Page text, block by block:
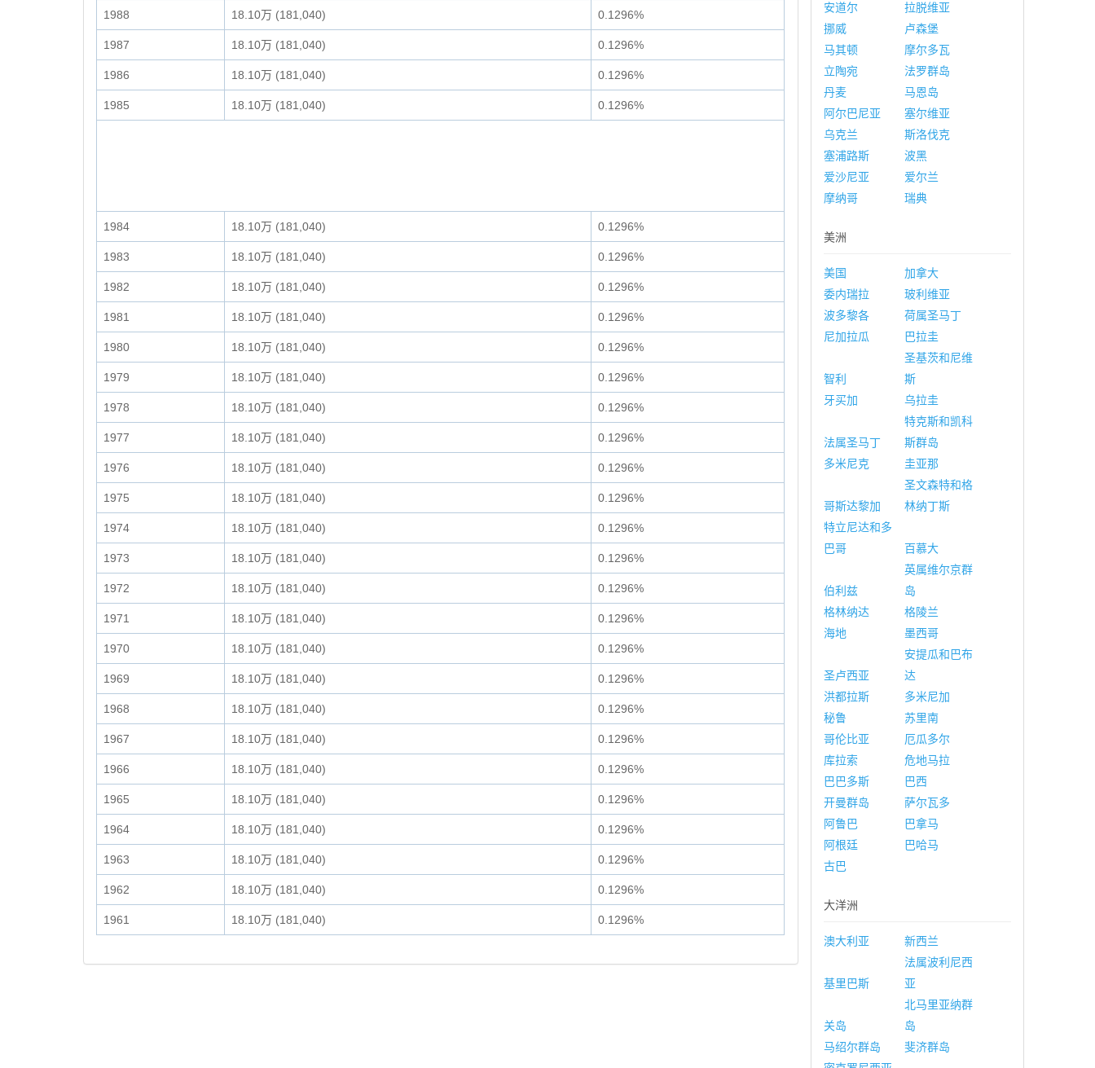
1988 18.10万 (181,040) 0.1296%
1987 18.10万 (181,040) 0.1296%
1986 18.10万 (181,040) 0.1296%
1985 18.10万 (181,040) 0.1296%
1984 18.10万 (181,040) 0.1296%
1983 18.10万 (181,040) 0.1296%
1982 18.10万 (181,040) 0.1296%
1981 18.10万 (181,040) 0.1296%
1980 18.10万 (181,040) 0.1296%
1979 18.10万 (181,040) 0.1296%
1978 18.10万 (181,040) 0.1296%
1977 18.10万 (181,040) 0.1296%
1976 18.10万 (181,040) 0.1296%
1975 18.10万 (181,040) 0.1296%
1974 18.10万 (181,040) 0.1296%
1973 18.10万 (181,040) 0.1296%
1972 18.10万 (181,040) 0.1296%
1971 18.10万 (181,040) 0.1296%
1970 18.10万 (181,040) 0.1296%
1969 18.10万 (181,040) 0.1296%
1968 18.10万 (181,040) 0.1296%
1967 18.10万 (181,040) 0.1296%
1966 18.10万 (181,040) 0.1296%
1965 18.10万 (181,040) 0.1296%
1964 18.10万 (181,040) 0.1296%
1963 18.10万 (181,040) 0.1296%
1962 18.10万 (181,040) 0.1296%
1961 18.10万 (181,040) 0.1296%
安道尔
拉脱维亚
挪威
卢森堡
马其顿
摩尔多瓦
立陶宛
法罗群岛
丹麦
马恩岛
阿尔巴尼亚
塞尔维亚
乌克兰
斯洛伐克
塞浦路斯
波黑
爱沙尼亚
爱尔兰
摩纳哥
瑞典
美洲
美国
加拿大
委内瑞拉
玻利维亚
波多黎各
荷属圣马丁
尼加拉瓜
巴拉圭
智利
圣基茨和尼维
斯
牙买加
乌拉圭
法属圣马丁
特克斯和凯科
斯群岛
多米尼克
圭亚那
哥斯达黎加
圣文森特和格
林纳丁斯
特立尼达和多
巴哥
百慕大
伯利兹
英属维尔京群
岛
格林纳达
格陵兰
海地
墨西哥
圣卢西亚
安提瓜和巴布
达
洪都拉斯
多米尼加
秘鲁
苏里南
哥伦比亚
厄瓜多尔
库拉索
危地马拉
巴巴多斯
巴西
开曼群岛
萨尔瓦多
阿鲁巴
巴拿马
阿根廷
巴哈马
古巴
大洋洲
澳大利亚 新西兰
基里巴斯
法属波利尼西
亚
关岛
北马里亚纳群
岛
马绍尔群岛
斐济群岛